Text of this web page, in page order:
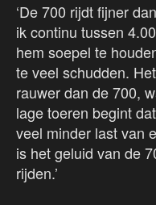
‘De 700 rijdt fijner
ik continu tussen
hem soepel te
te veel schudden.
rauwer dan de 700,
lage toeren begint
veel minder last van
is het geluid van de
rijden.’